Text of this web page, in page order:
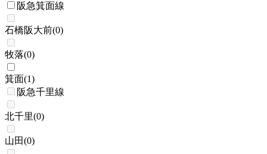
阪急箕面線
石橋阪大前(0)
牧落(0)
箕面(1)
阪急千里線
北千里(0)
山田(0)